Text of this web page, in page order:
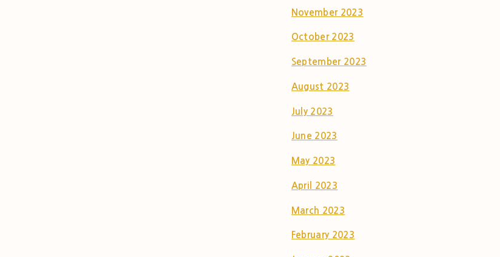
November 2023
October 2023
September 2023
August 2023
July 2023
June 2023
May 2023
April 2023
March 2023
February 2023